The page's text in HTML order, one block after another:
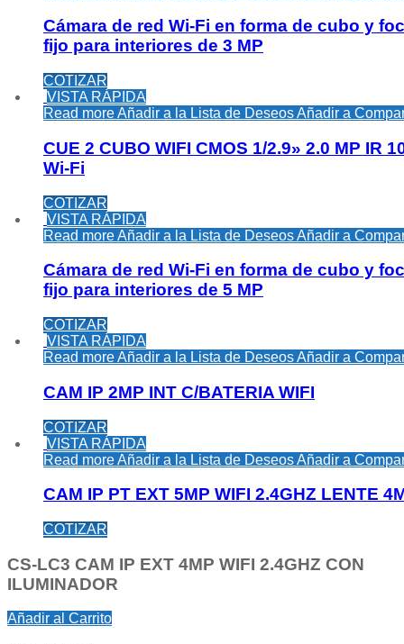
Cámara de red Wi-Fi en forma de cubo y
fijo para interiores de 3 MP
COTIZAR
VISTA RÁPIDA
Read moreAñadir a la Lista de DeseosAñadir a
CUE 2 CUBO WIFI CMOS 1/2.9» 2.0 MP IR
Wi-Fi
COTIZAR
VISTA RÁPIDA
Read moreAñadir a la Lista de DeseosAñadir a
Cámara de red Wi-Fi en forma de cubo y
fijo para interiores de 5 MP
COTIZAR
VISTA RÁPIDA
Read moreAñadir a la Lista de DeseosAñadir a
CAM IP 2MP INT C/BATERIA WIFI
COTIZAR
VISTA RÁPIDA
Read moreAñadir a la Lista de DeseosAñadir a
CAM IP PT EXT 5MP WIFI 2.4GHZ LENTE
COTIZAR
CS-LC3 CAM IP EXT 4MP WIFI 2.4GHZ CON
ILUMINADOR
Añadir al Carrito